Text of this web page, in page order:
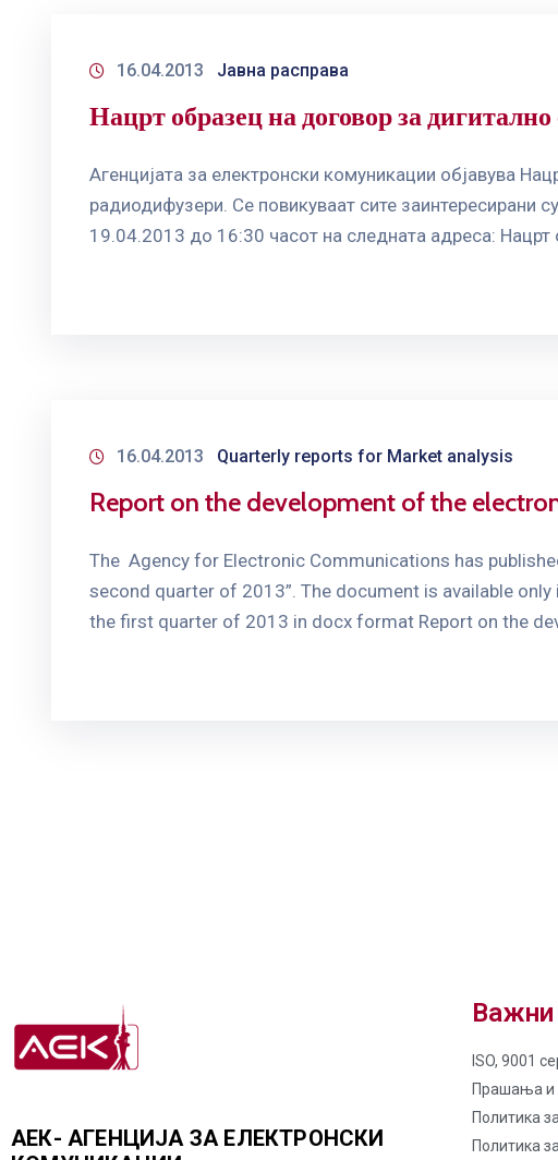
16.04.2013 Јавна расправа
Нацрт образец на договор за
Агенцијата за електронски комуникации објавува
радиодифузери. Се повикуваат сите заинтересирани
19.04.2013 до 16:30 часот на следната адреса:
16.04.2013 Quarterly reports for Market analysis
Report on the development of the
The Agency for Electronic Communications has
second quarter of 2013”. The document is available
the first quarter of 2013 in docx format Report on the
АЕК- АГЕНЦИЈА ЗА ЕЛЕКТРОНСКИ
Важни
ISO, 9001
Прашања и
Политика
Политика